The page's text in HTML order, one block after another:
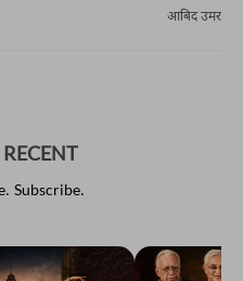
आबिद उमर
Subscribe.